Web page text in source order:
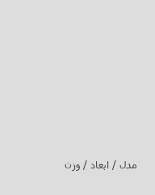
مدل / ابعاد / وزن